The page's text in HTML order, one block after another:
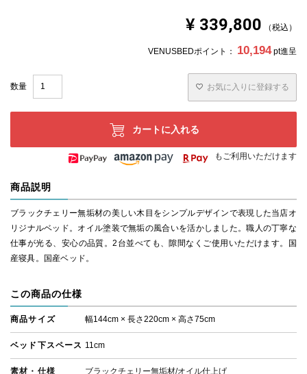
¥ 339,800 税込
VENUSBEDポイント： 10,194 pt進呈
お気に入りに登録する
カートに入れる
もご利用いただけます
商品説明
ブラックチェリー無垢材の美しい木目をシンプルデザインで表現した当店オ
リジナルベッド。オイル塗装で無垢の風合いを活かしました。職人の丁寧な
仕事が光る、安心の品質。2台並べても、隙間なくご使用いただけます。国
産寝具。国産ベッド。
この商品の仕様
商品サイズ 幅144cm × 長さ220cm × 高さ75cm
ベッド下スペース 11cm
素材・仕様
ブラックチェリー無垢材/オイル仕上げ